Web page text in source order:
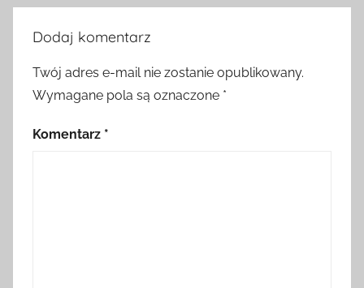
Dodaj komentarz
Twój adres e-mail nie zostanie opublikowany.
Wymagane pola są oznaczone *
Komentarz *